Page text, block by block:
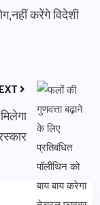
करेंगे विदेशी